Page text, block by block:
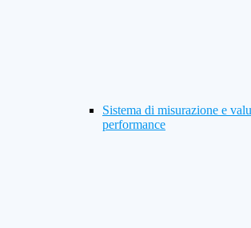
Sistema di misurazione e
performance